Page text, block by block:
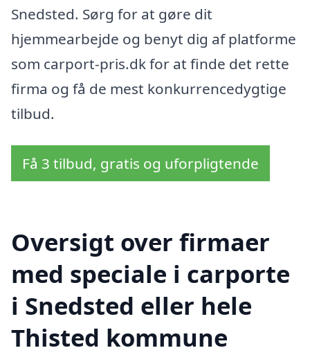
Snedsted. Sørg for at gøre dit
hjemmearbejde og benyt dig af platforme
som carport-pris.dk for at finde det rette
firma og få de mest konkurrencedygtige
tilbud.
Få 3 tilbud, gratis og uforpligtende
Oversigt over firmaer
med speciale i carporte
i Snedsted eller hele
Thisted kommune